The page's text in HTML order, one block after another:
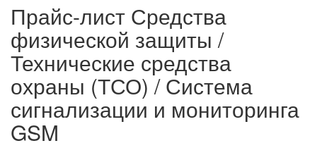
Прайс-лист Средства
физической защиты /
Технические средства
охраны (ТСО) / Система
сигнализации и мониторинга
GSM